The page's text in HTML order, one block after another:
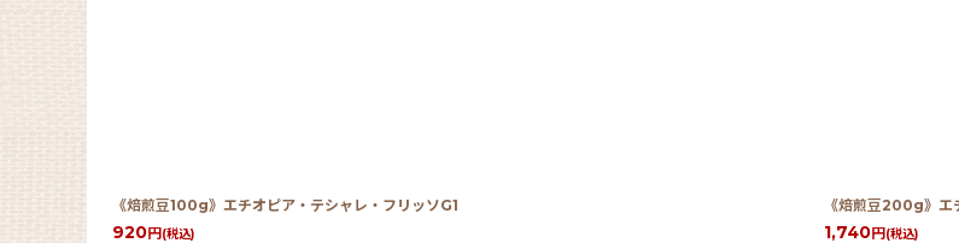
《焙煎豆100g》エチオピア・テシャレ・フリッソG1
920円 (税込)
《焙煎豆200g》エ
1,740円 (税込)